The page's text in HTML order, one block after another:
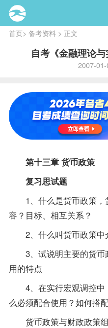
首页> 备考资料> 正文
自考《金融理论
2007-
第十三章 货币政策
复习思试题
1、什么是货币政策，
容？目标、相互关系？
2、什么叫货币政策中
3、试说明主要的货币
用的特点
4、在实行宏观调控中
么必须配合使用？如何搭配
货币政策与财政政策组